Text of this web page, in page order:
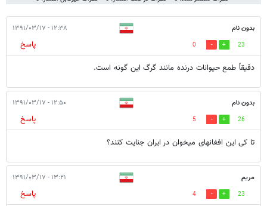
بدون نام ۱۲:۳۸ - ۱۳۹۱/۰۳/۱۷
23
0
پاسخ
دقیقاً طمع حیوانات درنده مانند گرگ این گونه است.
بدون نام ۱۲:۵۰ - ۱۳۹۱/۰۳/۱۷
26
5
پاسخ
تا کی این افغانهای میخوان در ایران جنایت کنند؟
مریم ۱۳:۲۱ - ۱۳۹۱/۰۳/۱۷
23
4
پاسخ